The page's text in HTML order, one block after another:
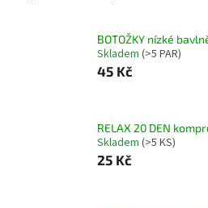
BOTOŽKY nízké
Skladem (>5 PAR)
45 Kč
RELAX 20 DEN
Skladem (>5 KS)
25 Kč